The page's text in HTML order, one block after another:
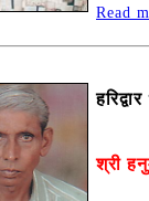
Read
श्री